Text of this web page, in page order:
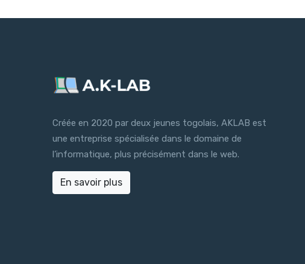
Créée en 2020 par deux jeunes togolais, AKLAB est
une entreprise spécialisée dans le domaine de
l’informatique, plus précisément dans le web.
En savoir plus